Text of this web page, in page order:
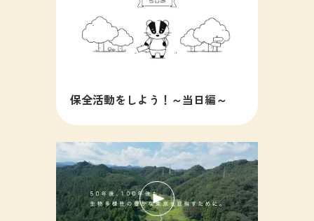
保全活動をしよう！～当日編～